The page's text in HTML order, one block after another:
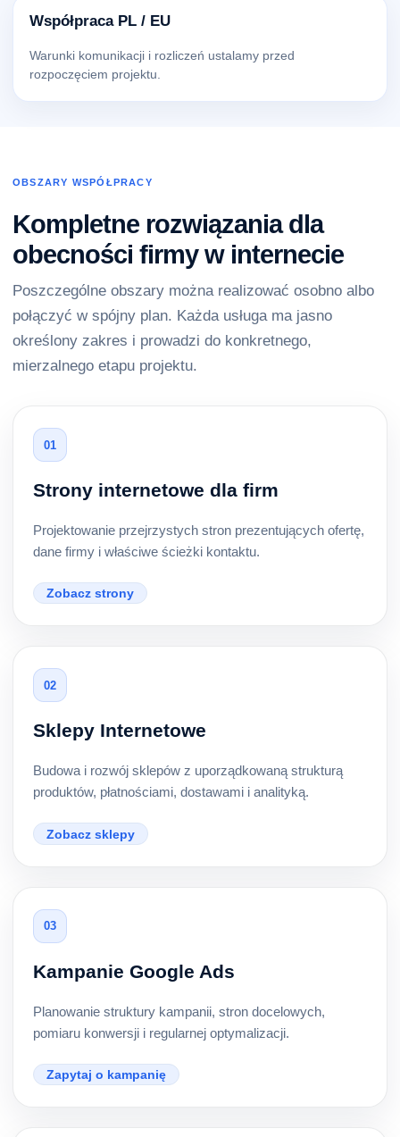
Współpraca PL / EU
Warunki komunikacji i rozliczeń ustalamy przed
rozpoczęciem projektu.
OBSZARY WSPÓŁPRACY
Kompletne rozwiązania dla
obecności firmy w internecie
Poszczególne obszary można realizować osobno albo
połączyć w spójny plan. Każda usługa ma jasno
określony zakres i prowadzi do konkretnego,
mierzalnego etapu projektu.
01
Strony internetowe dla firm
Projektowanie przejrzystych stron prezentujących ofertę,
dane firmy i właściwe ścieżki kontaktu.
Zobacz strony
02
Sklepy Internetowe
Budowa i rozwój sklepów z uporządkowaną strukturą
produktów, płatnościami, dostawami i analityką.
Zobacz sklepy
03
Kampanie Google Ads
Planowanie struktury kampanii, stron docelowych,
pomiaru konwersji i regularnej optymalizacji.
Zapytaj o kampanię